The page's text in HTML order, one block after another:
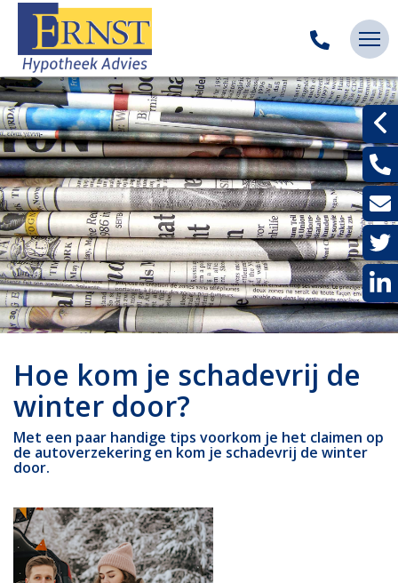
Hoe kom je schadevrij de
winter door?
Met een paar handige tips voorkom je het claimen op
de autoverzekering en kom je schadevrij de winter
door.